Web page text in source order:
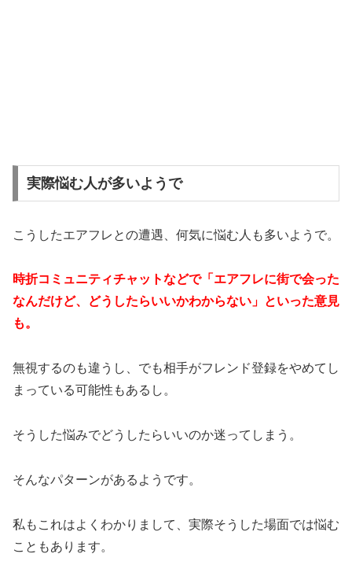
実際悩む人が多いようで
こうしたエアフレとの遭遇、何気に悩む人も多いようで。
時折コミュニティチャットなどで「エアフレに街で会った
なんだけど、どうしたらいいかわからない」といった意見
も。
無視するのも違うし、でも相手がフレンド登録をやめてし
まっている可能性もあるし。
そうした悩みでどうしたらいいのか迷ってしまう。
そんなパターンがあるようです。
私もこれはよくわかりまして、実際そうした場面では悩む
こともあります。